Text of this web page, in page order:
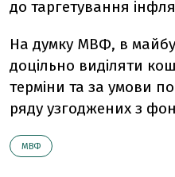
до таргетування
На думку МВФ, в
доцільно виділяти
терміни та за умови
ряду узгоджених з
МВФ